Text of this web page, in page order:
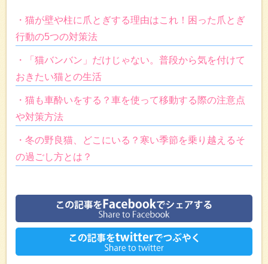
・猫が壁や柱に爪とぎする理由はこれ！困った爪とぎ
行動の5つの対策法
・「猫バンバン」だけじゃない。普段から気を付けて
おきたい猫との生活
・猫も車酔いをする？車を使って移動する際の注意点
や対策方法
・冬の野良猫、どこにいる？寒い季節を乗り越えるそ
の過ごし方とは？